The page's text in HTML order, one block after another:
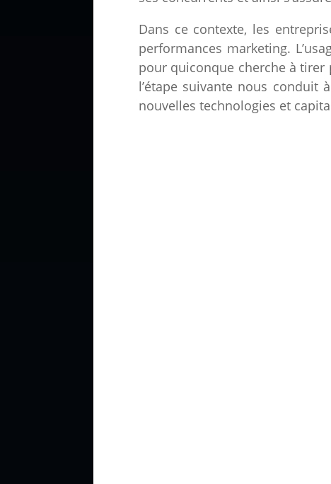
Dans ce contexte, les
performances marketing.
pour quiconque cherche à tirer
l’étape suivante nous
nouvelles technologies et